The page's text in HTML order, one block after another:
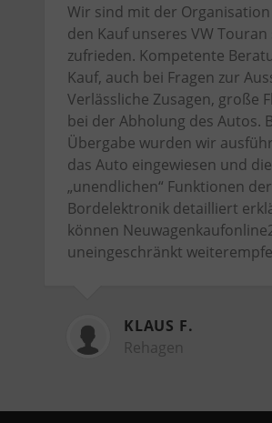
Wir sind mit der
den Kauf unseres VW Touran
zufrieden. Kompetente
Kauf, auch bei Fragen zur
Verlässliche Zusagen, große
bei der Abholung des Autos.
Übergabe wurden wir
das Auto eingewiesen und
„unendlichen“ Funktionen der
Bordelektronik detailliert
können
uneingeschränkt
KLAUS F.
Rehagen